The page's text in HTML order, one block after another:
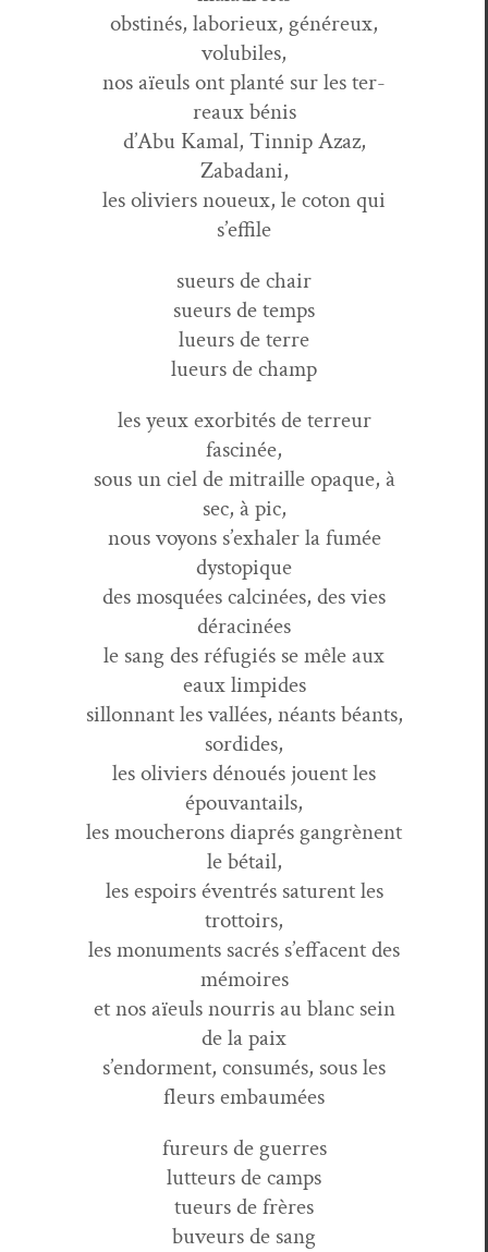
obstinés, laborieux, généreux,
volubiles,
nos aïeuls ont plan­té sur les ter­
reaux bénis
d’Abu Kamal, Tin­nip Azaz,
Zabadani,
les oliviers noueux, le coton qui
s’effile
sueurs de chair
sueurs de temps
lueurs de terre
lueurs de champ
les yeux exor­bités de ter­reur
fascinée,
sous un ciel de mitraille opaque, à
sec, à pic,
nous voyons s’exhaler la fumée
dystopique
des mosquées cal­cinées, des vies
déracinées
le sang des réfugiés se mêle aux
eaux limpides
sil­lon­nant les val­lées, néants béants,
sordides,
les oliviers dénoués jouent les
épouvantails,
les moucherons diaprés gan­grè­nent
le bétail,
les espoirs éven­trés sat­urent les
trottoirs,
les mon­u­ments sacrés s’effacent des
mémoires
et nos aïeuls nour­ris au blanc sein
de la paix
s’endorment, con­sumés, sous les
fleurs embaumées
fureurs de guerres
lut­teurs de camps
tueurs de frères
buveurs de sang